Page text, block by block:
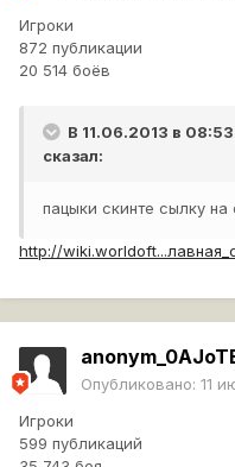
Игроки
872 публикации
20 514 боёв
В 11.06.2013 в
сказал:
пацыки скинте сылку
http://
Опубликовано: 11
Игроки
599 публикаций